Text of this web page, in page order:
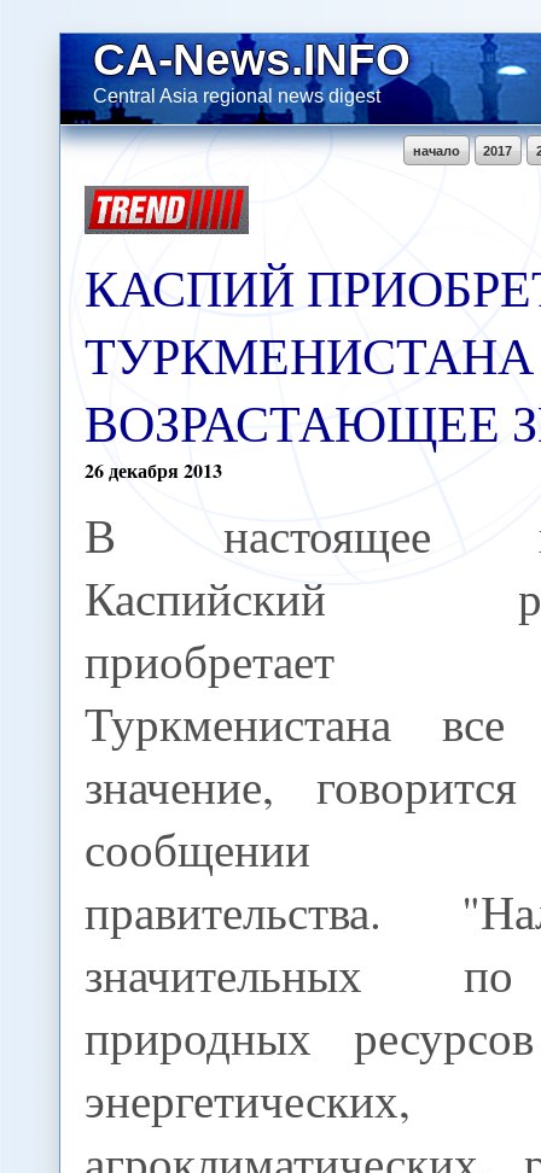
CA-News.INFO
Central Asia regional news digest
2017
начало
КАСПИЙ
ВОЗРАСТАЮЩЕЕ
26декабря2013
В настоящее
Каспийский
приобретает
Туркменистана все
значение,
сообщении
правительства.
значительных
природных